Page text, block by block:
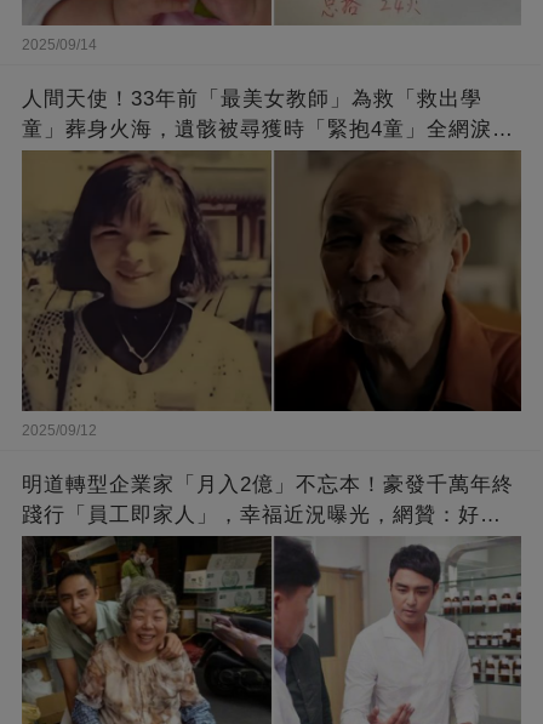
2025/09/14
人間天使！33年前「最美女教師」為救「救出學
童」葬身火海，遺骸被尋獲時「緊抱4童」全網淚
崩：真正的英雄不該被遺忘
2025/09/12
明道轉型企業家「月入2億」不忘本！豪發千萬年終
踐行「員工即家人」，幸福近況曝光，網贊：好老
闆的福報